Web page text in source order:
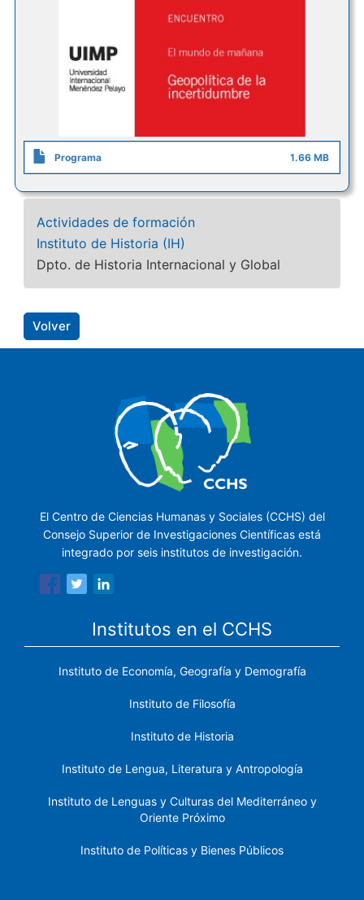
Programa 1.66 MB
Actividades de formación
Instituto de Historia (IH)
Dpto. de Historia Internacional y Global
Volver
El Centro de Ciencias Humanas y Sociales (CCHS) del
Consejo Superior de Investigaciones Científicas está
integrado por seis institutos de investigación.
Institutos en el CCHS
Instituto de Economía, Geografía y Demografía
Instituto de Filosofía
Instituto de Historia
Instituto de Lengua, Literatura y Antropología
Instituto de Lenguas y Culturas del Mediterráneo y
Oriente Próximo
Instituto de Políticas y Bienes Públicos